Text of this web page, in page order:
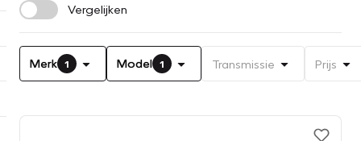
Vergelijken
Merk 1 Model 1 Transmissie Prijs